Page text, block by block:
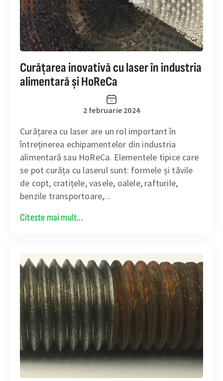
Curățarea inovativă cu laser în industria
alimentară și HoReCa
2 februarie 2024
Curățarea cu laser are un rol important în
întreținerea echipamentelor din industria
alimentară sau HoReCa. Elementele tipice care
se pot curăța cu laserul sunt: formele și tăvile
de copt, cratițele, vasele, oalele, rafturile,
benzile transportoare,...
Citeste mai mult...